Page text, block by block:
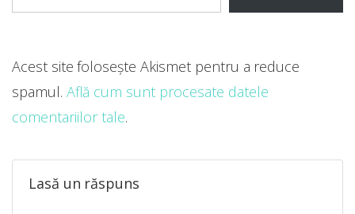
Lasă un răspuns
Acest site folosește Akismet pentru a reduce
spamul. Află cum sunt procesate datele
comentariilor tale.